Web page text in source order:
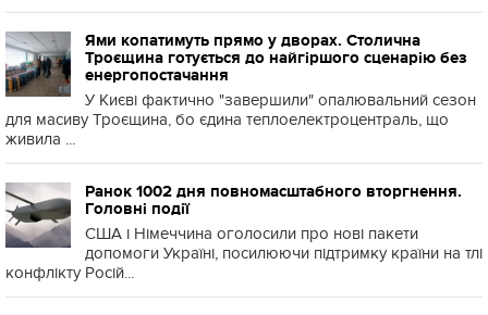
Ями копатимуть прямо у дворах. Столична
Троєщина готується до найгіршого сценарію без
енергопостачання
У Києві фактично "завершили" опалювальний сезон
для масиву Троєщина, бо єдина теплоелектроцентраль, що
живила ...
Ранок 1002 дня повномасштабного вторгнення.
Головні події
США і Німеччина оголосили про нові пакети
допомоги Україні, посилюючи підтримку країни на тлі
конфлікту Росій...